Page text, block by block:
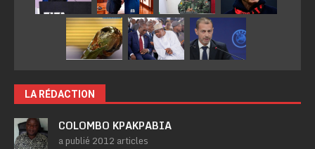
LA RÉDACTION
COLOMBO KPAKPABIA
a publié 2012 articles